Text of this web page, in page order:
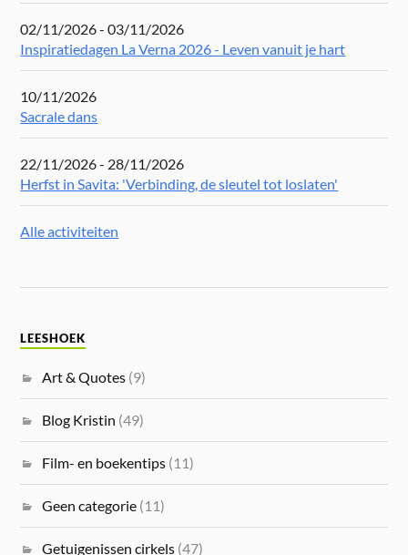
02/11/2026 - 03/11/2026
Inspiratiedagen La Verna 2026 - Leven vanuit je hart
10/11/2026
Sacrale dans
22/11/2026 - 28/11/2026
Herfst in Savita: 'Verbinding, de sleutel tot loslaten'
Alle activiteiten
LEESHOEK
Art & Quotes (9)
Blog Kristin (49)
Film- en boekentips (11)
Geen categorie (11)
Getuigenissen cirkels (47)